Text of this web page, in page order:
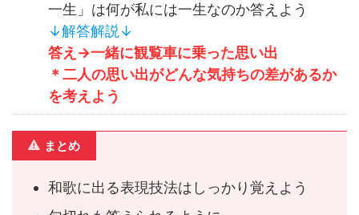
一生」は何が私には一生なのか答えよう
↓解答解説↓
答え→一緒に観覧車に乗った思い出
＊二人の思い出がどんな気持ちの差があるか
を考えよう
まとめ
和歌に出る表現技法はしっかり覚えよう